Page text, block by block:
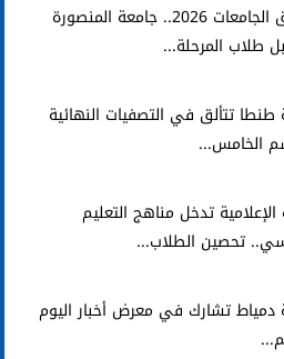
تنسيق الجامعات 2026.. جامعة المنصورة
طلاب المرحلة...
طنطا تتألق في التصفيات النهائية
الخامس...
الإعلامية تدخل مناهج التعليم
تحصين الطلاب...
دمياط تشارك في معرض أخبار اليوم